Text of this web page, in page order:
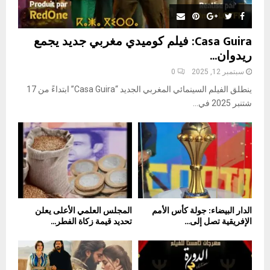
Casa Guira: فيلم كوميدي مغربي جديد يجمع
ريدوان...
سبتمبر 12, 2025 0
ينطلق الفيلم السينمائي المغربي الجديد “Casa Guira” ابتداءً من 17
شتنبر 2025 في...
المجلس العلمي الأعلى يعلن
تحديد قيمة زكاة الفطر...
الدار البيضاء: جولة كأس الأمم
الإفريقية تصل إلى...